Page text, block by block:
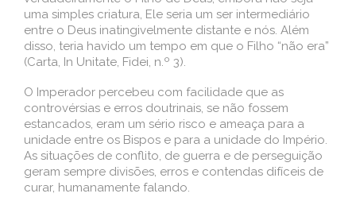
uma simples criatura, Ele seria um ser intermediário
entre o Deus inatingivelmente distante e nós. Além
disso, teria havido um tempo em que o Filho “não era”
(Carta, In Unitate, Fidei, n.º 3).
O Imperador percebeu com facilidade que as
controvérsias e erros doutrinais, se não fossem
estancados, eram um sério risco e ameaça para a
unidade entre os Bispos e para a unidade do Império.
As situações de conflito, de guerra e de perseguição
geram sempre divisões, erros e contendas difíceis de
curar, humanamente falando.